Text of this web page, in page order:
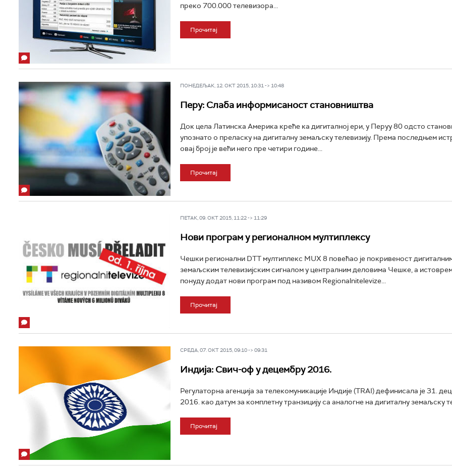
преко 700.000 телевизора...
Прочитај
ПОНЕДЕЉАК, 12. ОКТ 2015, 10:31 -> 10:48
Перу: Слаба информисаност становништва
Док цела Латинска Америка креће ка дигиталној ери, у Перуу 80 одсто
упознато о преласку на дигиталну земаљску телевизију. Према последњем
овај број је већи него пре четири године...
Прочитај
ПЕТАК, 09. ОКТ 2015, 11:22 -> 11:29
Нови програм у регионалном мултиплексу
Чешки регионални DTT мултиплекс MUX 8 повећао је покривеност
земаљским телевизијским сигналом у централним деловима Чешке, а
понуду додат нови програм под називом Regionalnitelevize...
Прочитај
СРЕДА, 07. ОКТ 2015, 09:10 -> 09:31
Индија: Свич-оф у децембру 2016.
Регулаторна агенција за телекомуникације Индије (TRAI) дефинисала је 31.
2016. као датум за комплетну транзицију са аналогне на дигиталну земаљску
Прочитај